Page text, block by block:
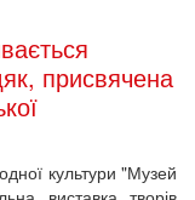
присвячена
культури "Музей